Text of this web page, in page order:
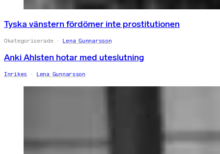
Tyska vänstern fördömer inte prostitutionen
Okategoriserade Lena Gunnarsson
Anki Ahlsten hotar med uteslutning
Inrikes Lena Gunnarsson